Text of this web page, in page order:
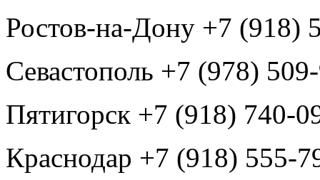
Ростов-на-Дону +7 (918)
Севастополь +7 (978)
Пятигорск +7 (918) 740-
Краснодар +7 (918) 555-